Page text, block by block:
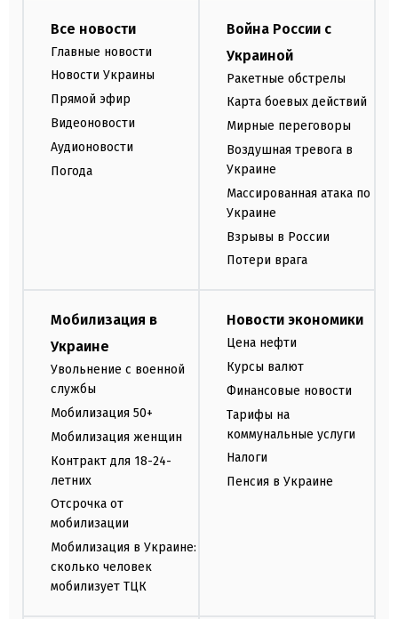
Все новости
Главные новости
Новости Украины
Прямой эфир
Видеоновости
Аудионовости
Погода
Война России с
Украиной
Ракетные обстрелы
Карта боевых действий
Мирные переговоры
Воздушная тревога в
Украине
Массированная атака по
Украине
Взрывы в России
Потери врага
Мобилизация в
Украине
Увольнение с военной
службы
Мобилизация 50+
Мобилизация женщин
Контракт для 18-24-
летних
Отсрочка от
мобилизации
Мобилизация в Украине:
сколько человек
мобилизует ТЦК
Новости экономики
Цена нефти
Курсы валют
Финансовые новости
Тарифы на
коммунальные услуги
Налоги
Пенсия в Украине